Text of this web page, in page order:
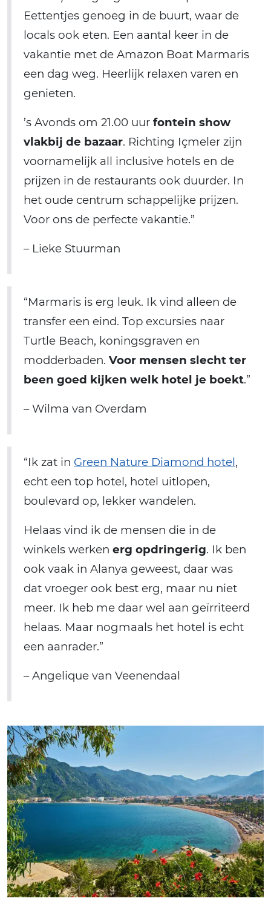
Eettentjes genoeg in de buurt, waar de
locals ook eten. Een aantal keer in de
vakantie met de Amazon Boat Marmaris
een dag weg. Heerlijk relaxen varen en
genieten.
’s Avonds om 21.00 uur fontein show
vlakbij de bazaar. Richting Içmeler zijn
voornamelijk all inclusive hotels en de
prijzen in de restaurants ook duurder. In
het oude centrum schappelijke prijzen.
Voor ons de perfecte vakantie.”
– Lieke Stuurman
“Marmaris is erg leuk. Ik vind alleen de
transfer een eind. Top excursies naar
Turtle Beach, koningsgraven en
modderbaden. Voor mensen slecht ter
been goed kijken welk hotel je boekt.”
– Wilma van Overdam
“Ik zat in Green Nature Diamond hotel,
echt een top hotel, hotel uitlopen,
boulevard op, lekker wandelen.
Helaas vind ik de mensen die in de
winkels werken erg opdringerig. Ik ben
ook vaak in Alanya geweest, daar was
dat vroeger ook best erg, maar nu niet
meer. Ik heb me daar wel aan geïrriteerd
helaas. Maar nogmaals het hotel is echt
een aanrader.”
– Angelique van Veenendaal